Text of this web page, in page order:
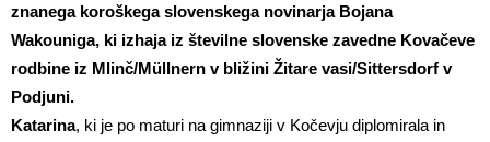
znanega koroškega slovenskega novinarja Bojana
Wakouniga, ki izhaja iz številne slovenske zavedne Kovačeve
rodbine iz Mlinč/Müllnern v bližini Žitare vasi/Sittersdorf v
Podjuni.
Katarina, ki je po maturi na gimnaziji v Kočevju diplomirala in